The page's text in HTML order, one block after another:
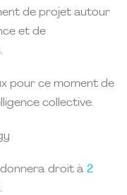
de projet autour
et de
pour ce moment de
collective.
droit à 2